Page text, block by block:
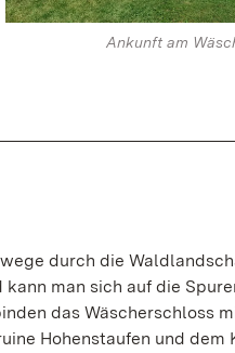
Ankunft am
durch die
man sich auf die
das Wäscherschloss
Hohenstaufen und dem